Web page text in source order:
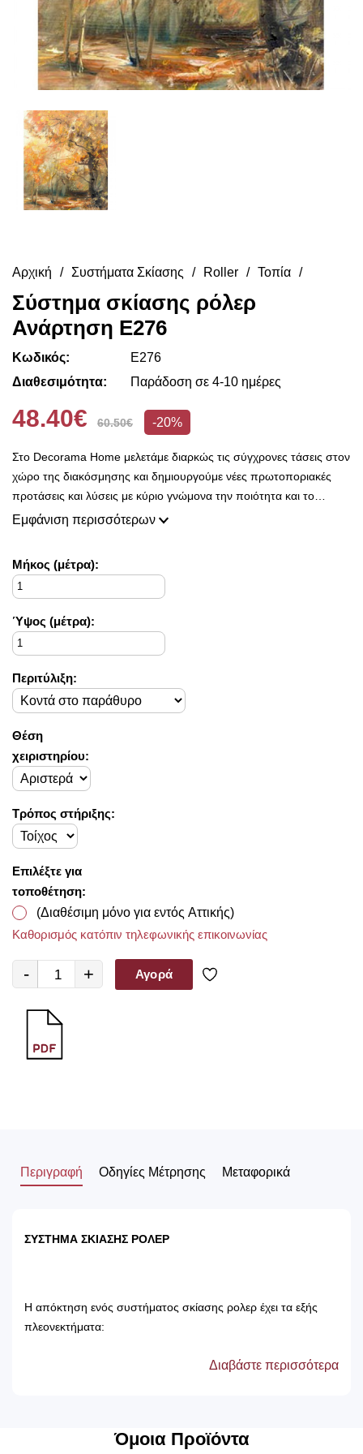
Αρχική Συστήματα Σκίασης Roller Τοπία
Σύστημα σκίασης ρόλερ
Ανάρτηση E276
Κωδικός:
E276
Διαθεσιμότητα:
Παράδοση σε 4-10 ημέρες
48.40€ 60.50€ -20%
Στο Decorama Home μελετάμε διαρκώς τις σύγχρονες τάσεις στον
χώρο της διακόσμησης και δημιουργούμε νέες πρωτοποριακές
προτάσεις και λύσεις με κύριο γνώμονα την ποιότητα και το
ασύγκριτο design, προκειμένου να είμαστε πάντοτε σε θέση να
φρέσκες ιδέες διακόσμησης, που ικανοποιούν ακόμη και τους πιο
απαιτητικούς!
ασύγκριτο στυλ στο προσωπικό σας χώρο και να τον αναδείξουμε
με τον πιο όμορφο τρόπο!
Εμφάνιση περισσότερων
Mήκος (μέτρα):
Ύψος (μέτρα):
Περιτύλιξη:
Θέση
χειριστηρίου:
Τρόπος στήριξης:
Επιλέξτε για
τοποθέτηση:
(Διαθέσιμη μόνο για εντός Αττικής)
Καθορισμός κατόπιν τηλεφωνικής επικοινωνίας
- + Αγορά
Περιγραφή Οδηγίες Μέτρησης Μεταφορικά
ΣΥΣΤΗΜΑ ΣΚΙΑΣΗΣ ΡΟΛΕΡ
Η απόκτηση ενός συστήματος σκίασης ρολερ έχει τα εξής
πλεονεκτήματα:
μόνο με ένα ελαφρός νωπό βέτεξ ή με
ατμοκαθαριστή.
Διαβάστε περισσότερα
Όμοια Προϊόντα